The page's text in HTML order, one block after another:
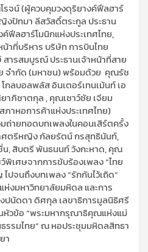
จน์ (ผู้ควบคุมวงดุริยางค์ฟีลฮาร์
ปัทมา ลีสวัสดิ์ตระกูล ประธาน
ฟีลฮาร์โมนิกแห่งประเทศไทย,
าที่บริหาร บริษัท การบินไทย
รสมบูรณ์ ประธานเจ้าหน้าที่สาย
จํากัด (มหาชน) พร้อมด้วย คุณรัช
ลบอลพลัส อินเตอร์เทนเม้นท์ เอ
ภิชาตกุล , คุณเชาว์ชัย เจียม
าหอการค้าแห่งประเทศไทย)
ายทอดบทเพลงในคอนเสิร์ตครั้ง
ศตรีหญิง กัลยรัตน์ กรสุทธินันท์,
, สิบตรี พันธนนท์ วังกะหาด, คุณ
เศษจากการขับร้องเพลง “ไทย
ปจนถึงบทเพลง “รักกันไว้เถิด”
งมหาวิทยาลัยมหิดล และการ
นัดดา ดิศกุล เลขาธิการมูลนิธิศรี
หัวข้อ “พระมหากรุณาธิคุณแห่งแม่
รมไทย” ณ หอประชุมมหิดลสิทธา
า